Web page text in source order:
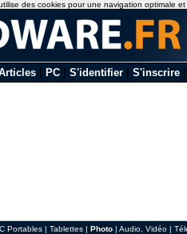
PC S'identifier S'inscrire
Portables| Tablettes| Photo| Audio, Vidéo|
des cookies pour une navigation optimale